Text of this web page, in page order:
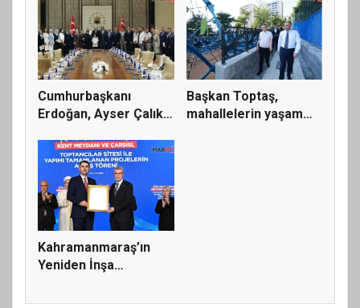
Cumhurbaşkanı
Erdoğan, Ayser Çalık
Başkan Toptaş,
mahallelerin yaşam
Kahramanmaraş’ın
Yeniden İnşa